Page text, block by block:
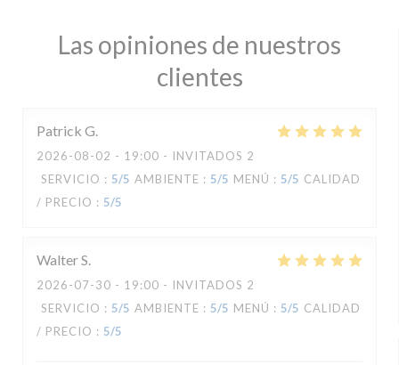
Las opiniones de nuestros
clientes
Patrick G
2026-08-02 - 19:00 - INVITADOS 2
SERVICIO : 5/5 AMBIENTE : 5/5 MENÚ : 5/5 CALIDAD
/ PRECIO : 5/5
WalterS
2026-07-30 - 19:00 - INVITADOS 2
SERVICIO : 5/5 AMBIENTE : 5/5 MENÚ : 5/5 CALIDAD
/ PRECIO : 5/5